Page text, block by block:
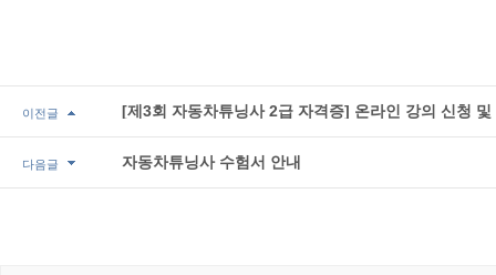
이전글 [제3회 자동차튜닝사 2급 자격증] 온라인 강의 신청 및
다음글 자동차튜닝사 수험서 안내